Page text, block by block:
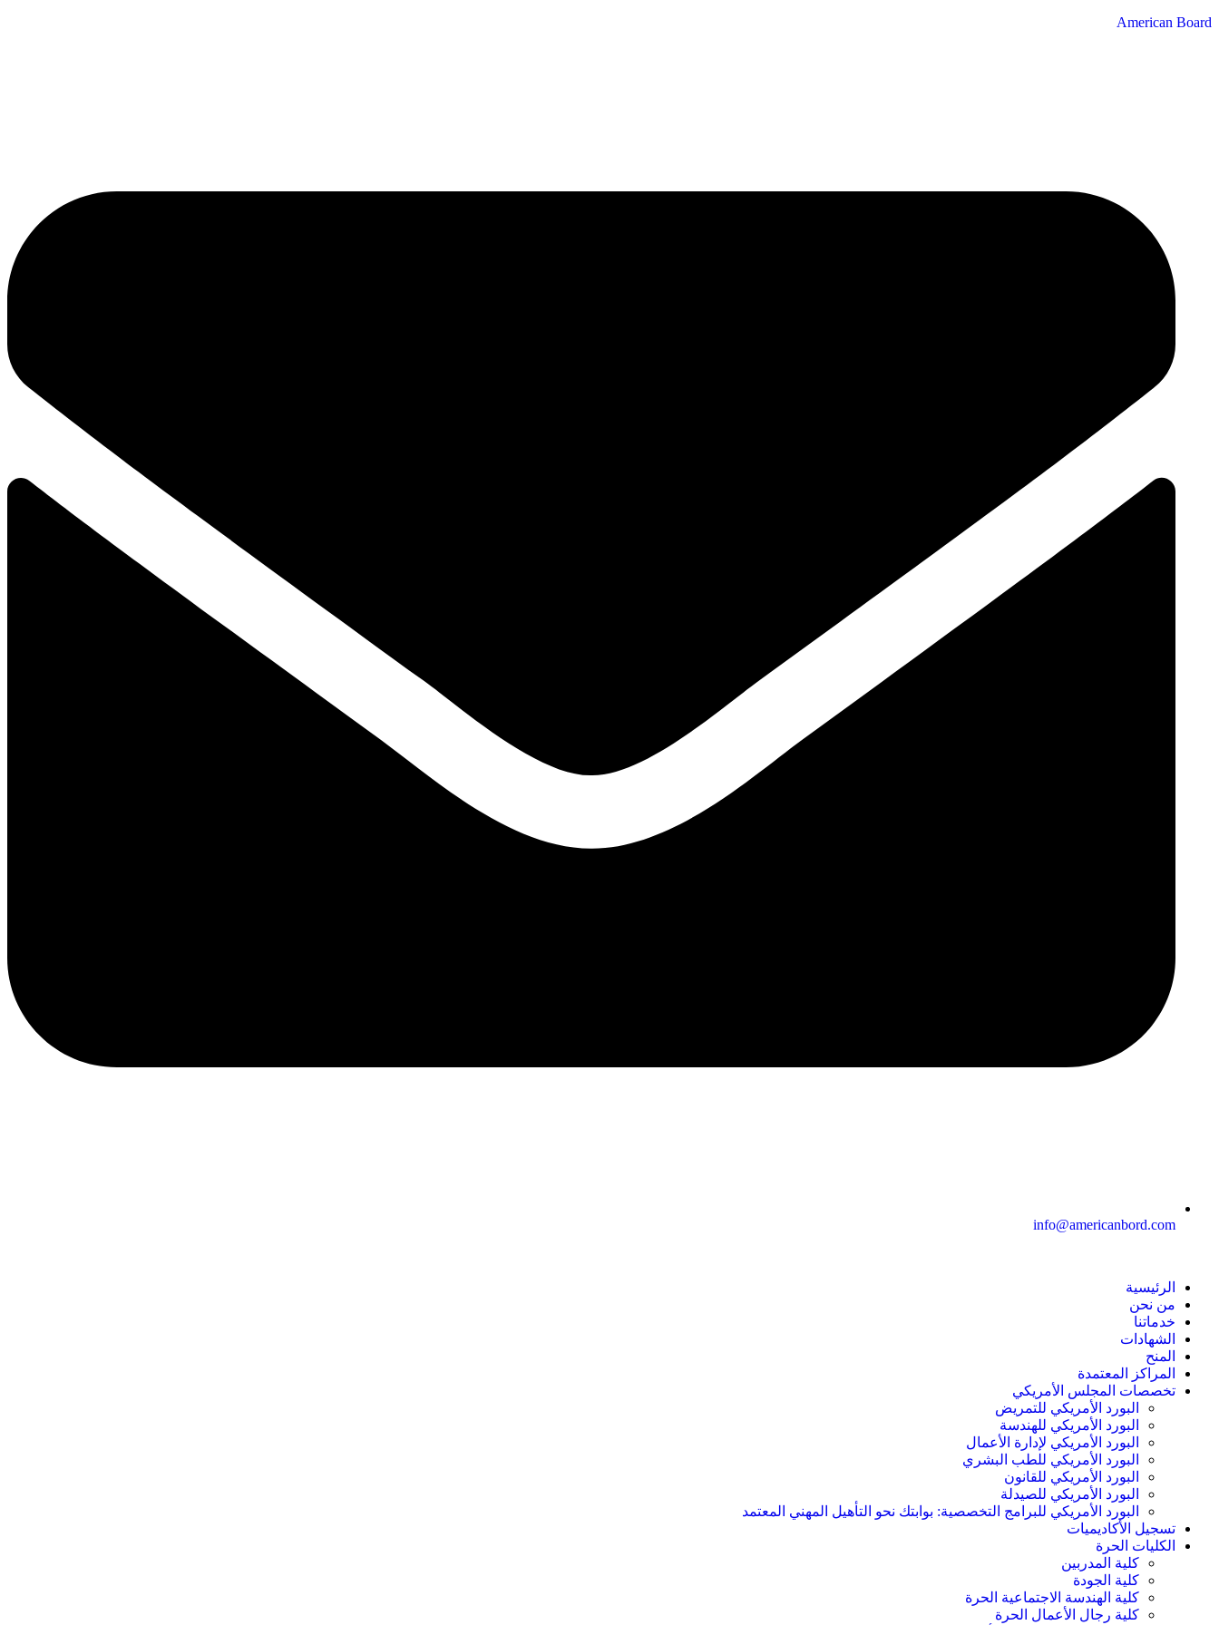
American Board
info@americanbord.com
الرئيسية
من نحن
خدماتنا
الشهادات
المنح
المراكز المعتمدة
تخصصات المجلس الأمريكي
البورد الأمريكي للتمريض
البورد الأمريكي للهندسة
البورد الأمريكي لإدارة الأعمال
البورد الأمريكي للطب البشري
البورد الأمريكي للقانون
البورد الأمريكي للصيدلة
البورد الأمريكي للبرامج التخصصية: بوابتك نحو التأهيل المهني المعتمد
تسجيل الأكاديميات
الكليات الحرة
كلية المدربين
كلية الجودة
كلية الهندسة الاجتماعية الحرة
كلية رجال الأعمال الحرة